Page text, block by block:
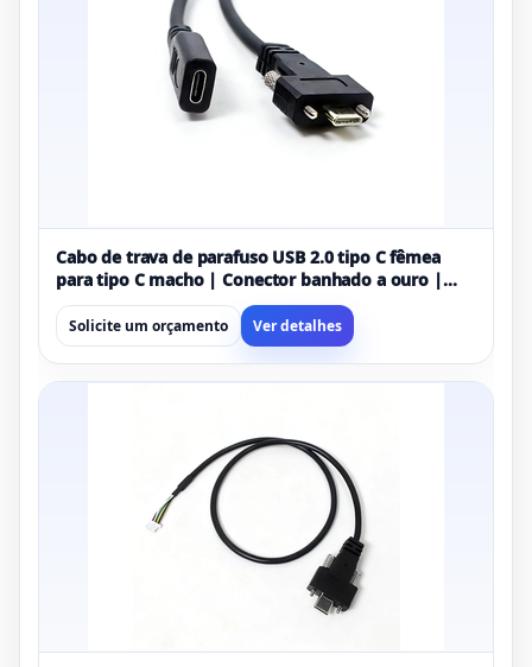
Cabo de trava de parafuso USB 2.0 tipo C fêmea
para tipo C macho | Conector banhado a ouro |
Extensão USB-C segura para montagem em painel
Solicite um orçamento Ver detalhes